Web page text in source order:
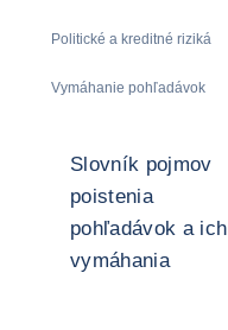
Politické a kreditné riziká
Vymáhanie pohľadávok
Slovník pojmov
poistenia
pohľadávok a ich
vymáhania